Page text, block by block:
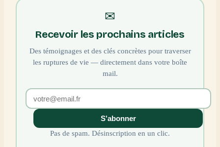
✉
Recevoir les prochains articles
Des témoignages et des clés concrètes pour traverser
les ruptures de vie — directement dans votre boîte
mail.
S'abonner
Pas de spam. Désinscription en un clic.